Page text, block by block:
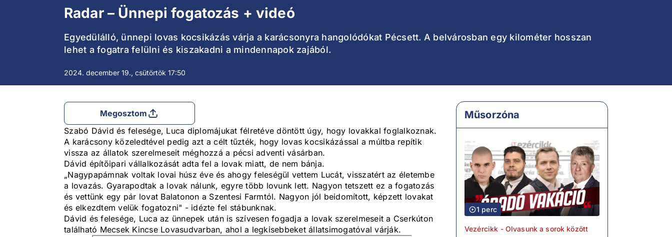
Radar – Ünnepi fogatozás + videó
Egyedülálló, ünnepi lovas kocsikázás várja a karácsonyra hangolódókat Pécsett. A belvárosban egy kilométer hosszan
lehet a fogatra felülni és kiszakadni a mindennapok zajából.
2024. december 19., csütörtök 17:50
Megosztom
Szabó Dávid és felesége, Luca diplomájukat félretéve döntött úgy, hogy lovakkal foglalkoznak.
A karácsony közeledtével pedig azt a célt tűzték, hogy lovas kocsikázással a múltba repítik
vissza az állatok szerelmeseit méghozzá a pécsi adventi vásárban.
Dávid építőipari vállalkozását adta fel a lovak miatt, de nem bánja.
„Nagypapámnak voltak lovai húsz éve és ahogy feleségül vettem Lucát, visszatért az életembe
a lovazás. Gyarapodtak a lovak nálunk, egyre több lovunk lett. Nagyon tetszett ez a fogatozás
és vettünk egy pár lovat Balatonon a Szentesi Farmtól. Nagyon jól beidomított, képzett lovakat
és elkezdtem velük fogatozni" - idézte fel stábunknak.
Dávid és felesége, Luca az ünnepek után is szívesen fogadja a lovak szerelmeseit a Cserkúton
található Mecsek Kincse Lovasudvarban, ahol a legkisebbeket állatsimogatóval várják.
Műsorzóna
1 perc
Vezércikk - Olvasunk a sorok között